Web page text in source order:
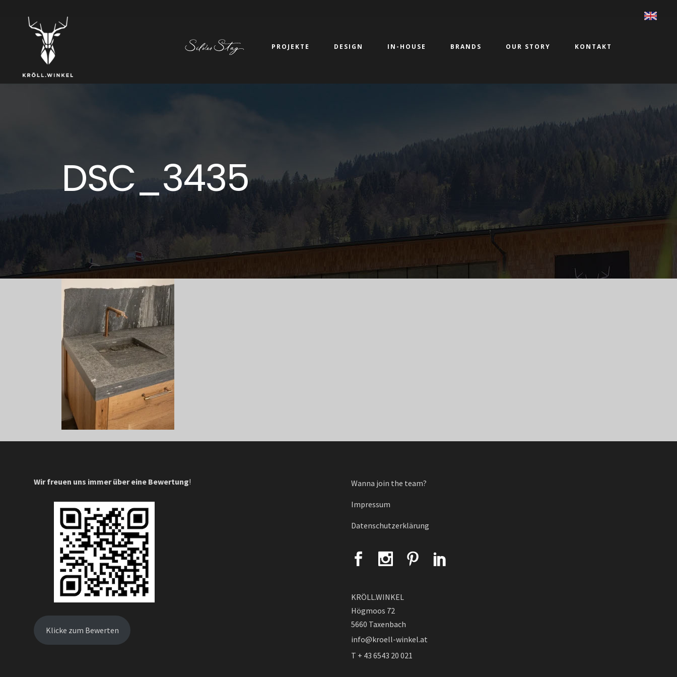
PROJEKTE DESIGN IN-HOUSE BRANDS OUR STORY KONTAKT
DSC_3435
Wir freuen uns immer über eine Bewertung!
Klicke zum Bewerten
Wanna join the team?
Impressum
Datenschutzerklärung
KRÖLL.WINKEL
Högmoos 72
5660 Taxenbach
info@kroell-winkel.at
T + 43 6543 20 021